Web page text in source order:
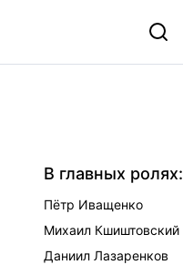
В главных ролях:
Пётр Иващенко
Михаил Кшиштовский
Даниил Лазаренков